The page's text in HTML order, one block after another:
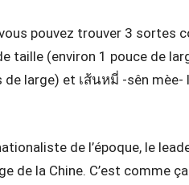
pouvez trouver 3 sortes
taille (environ 1 pouce de
large) et เส้นหมี่ -sên mèe-
de l’époque, le
de la Chine. C’est comme